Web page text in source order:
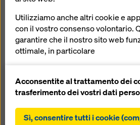
Bauma di
Monaco
09.04.2013 |Notizie
Utilizziamo anche altri cookie e
con il vostro consenso volontario.
garantire che il nostro sito web
ottimale, in particolare
nostro sito web (cookie
facilitare un processo di
statistici),
Acconsentite al trattamento dei
trasferimento dei vostri dati
Sì, consentire tutti i cookie